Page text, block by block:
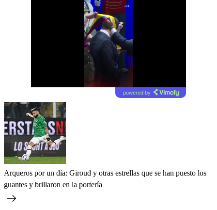
powered by
Arqueros por un día: Giroud y otras estrellas que se han puesto los
guantes y brillaron en la portería